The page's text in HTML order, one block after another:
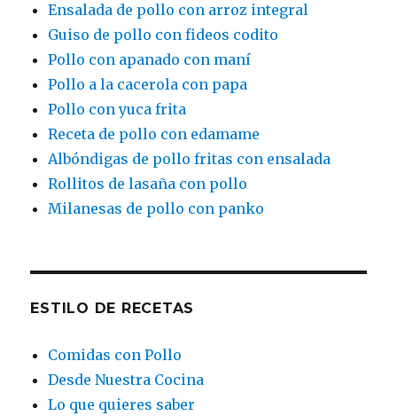
Ensalada de pollo con arroz integral
Guiso de pollo con fideos codito
Pollo con apanado con maní
Pollo a la cacerola con papa
Pollo con yuca frita
Receta de pollo con edamame
Albóndigas de pollo fritas con ensalada
Rollitos de lasaña con pollo
Milanesas de pollo con panko
ESTILO DE RECETAS
Comidas con Pollo
Desde Nuestra Cocina
Lo que quieres saber